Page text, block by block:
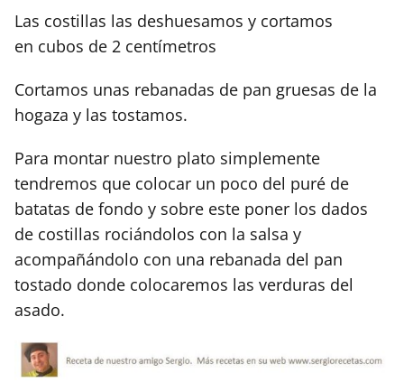
Las costillas las deshuesamos y cortamos
en cubos de 2 centímetros
Cortamos unas rebanadas de pan gruesas de la
hogaza y las tostamos.
Para montar nuestro plato simplemente
tendremos que colocar un poco del puré de
batatas de fondo y sobre este poner los dados
de costillas rociándolos con la salsa y
acompañándolo con una rebanada del pan
tostado donde colocaremos las verduras del
asado.